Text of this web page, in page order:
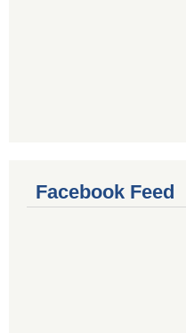
Facebook Feed